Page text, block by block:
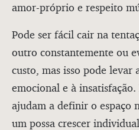
amor-próprio e respeito
Pode ser fácil cair na
outro constantemente ou
custo, mas isso pode levar
emocional e à insatisfação.
ajudam a definir o espaço
um possa crescer